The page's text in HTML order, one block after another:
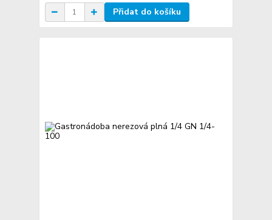
Přidat do košíku